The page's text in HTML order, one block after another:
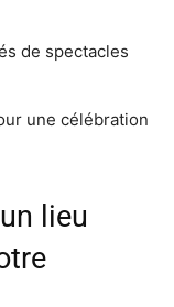
de spectacles
une célébration
lieu